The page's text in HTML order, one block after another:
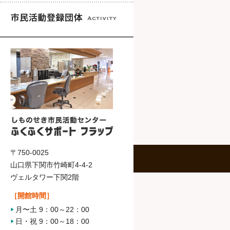
〒750-0025
山口県下関市竹崎町4-4-2
ヴェルタワー下関2階
［開館時間］
月〜土 9：00～22：00
日・祝 9：00～18：00